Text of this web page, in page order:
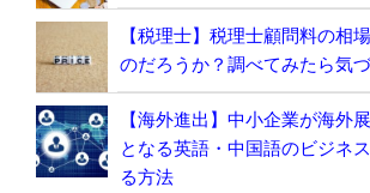
【税理士】税理士顧問料の相
のだろうか？調べてみたら気
【海外進出】中小企業が海外
となる英語・中国語のビジネ
る方法